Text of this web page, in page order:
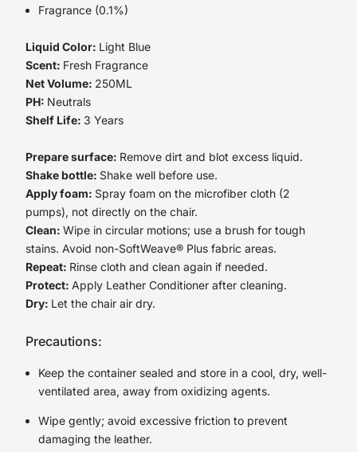
Fragrance (0.1%)
Liquid Color: Light Blue
Scent: Fresh Fragrance
Net Volume: 250ML
PH: Neutrals
Shelf Life: 3 Years
Prepare surface: Remove dirt and blot excess liquid.
Shake bottle: Shake well before use.
Apply foam: Spray foam on the microfiber cloth (2
pumps), not directly on the chair.
Clean: Wipe in circular motions; use a brush for tough
stains. Avoid non-SoftWeave® Plus fabric areas.
Repeat: Rinse cloth and clean again if needed.
Protect: Apply Leather Conditioner after cleaning.
Dry: Let the chair air dry.
Precautions:
Keep the container sealed and store in a cool, dry, well-
ventilated area, away from oxidizing agents.
Wipe gently; avoid excessive friction to prevent
damaging the leather.